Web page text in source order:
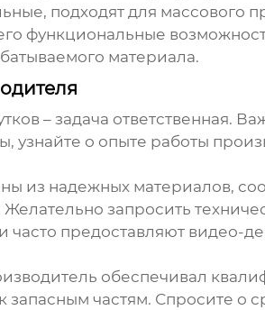
подходят для массового
функциональные
материала.
– задача ответственная.
узнайте о опыте работы
из надежных материалов,
запросить
предоставляют видео-
обеспечивал
частям. Спросите о